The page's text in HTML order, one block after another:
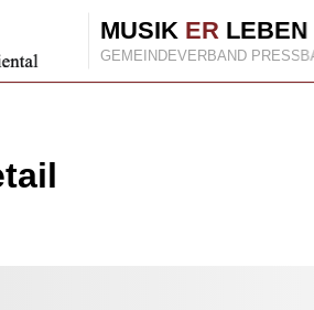
MUSIK ER LEBEN
GEMEINDEVERBAND